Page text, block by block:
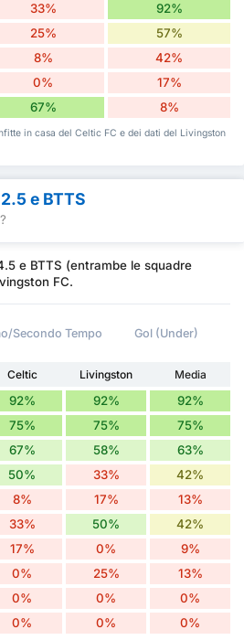
33% 92%
25% 57%
8% 42%
0% 17%
67% 8%
in casa del Celtic FC e dei dati del Livingston
e BTTS
e BTTS (entrambe le squadre
FC.
Secondo Tempo Gol (Under)
Celtic Livingston
Media
92% 92% 92%
75% 75% 75%
67% 58% 63%
50% 33% 42%
8% 17% 13%
33% 50% 42%
17% 0% 9%
0% 25% 13%
0% 0% 0%
0% 0% 0%